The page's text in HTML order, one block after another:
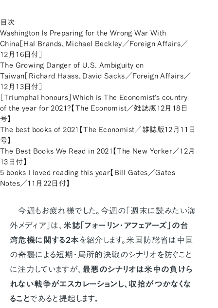
目次
Washington Is Preparing for the Wrong War With
China［Hal Brands、Michael Beckley／Foreign Affairs／
12月16日付］
The Growing Danger of U.S. Ambiguity on
Taiwan［Richard Haass、David Sacks／Foreign Affairs／
12月13日付］
［Triumphal honours］Which is The Economist's country
of the year for 2021?【The Economist／雑誌版12月18日
号】
The best books of 2021【The Economist／雑誌版12月11日
号】
The Best Books We Read in 2021【The New Yorker／12月
13日付】
5 books I loved reading this year【Bill Gates／Gates
Notes／11月22日付】
今週もお疲れ様でした。今週の「週末に読みたい海
外メディア」は、 米誌「フォーリン・アフェアーズ」の台
湾危機に関する2本を紹介します。米国防総省は中国
の奇襲による短期・局所的決戦のシナリオを防ぐこと
に注力していますが、 最悪のシナリオは米中の負けら
れない戦争がエスカレーションし、収拾がつかなくな
ることであると提起します。